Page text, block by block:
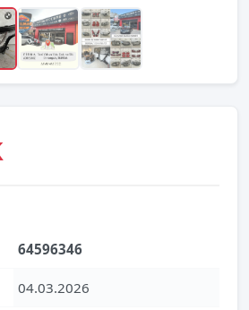
64596346
04.03.2026